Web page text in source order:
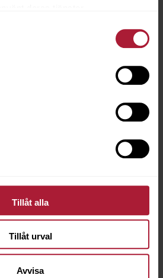
Tillåt alla
Tillåt urval
Avvisa